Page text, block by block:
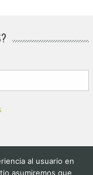
al usuario en
asumiremos que